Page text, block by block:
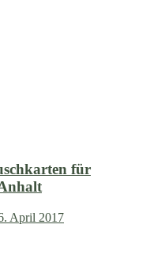
für
April 2017